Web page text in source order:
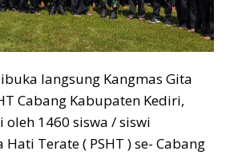
langsung Kangmas Gita
Cabang Kabupaten Kediri,
1460 siswa / siswi
Terate ( PSHT ) se- Cabang